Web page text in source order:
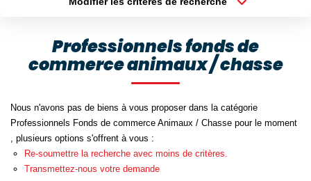
NOS AGENCES
Toutes Les Agences
Nous Rejoindre
Surface min Budget max
Professionnels fonds de
commerce animaux / chasse
Nous n'avons pas de biens à vous proposer dans la catégorie
Professionnels Fonds de commerce Animaux / Chasse pour le moment
, plusieurs options s'offrent à vous :
Re-soumettre la recherche avec moins de critères.
Transmettez-nous votre demande